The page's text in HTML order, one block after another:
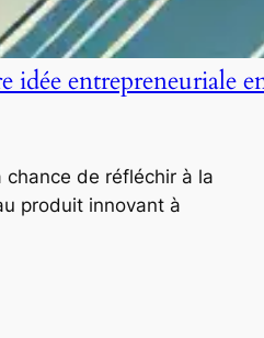
idée entrepreneuriale
chance de réfléchir à la
produit innovant à